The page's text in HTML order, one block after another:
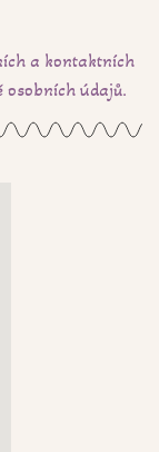
a kontaktních
osobních údajů.